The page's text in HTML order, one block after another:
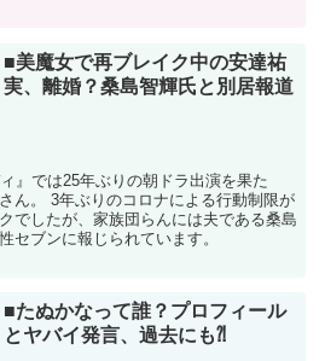
■美魔女で再ブレイク中の安達祐
実、離婚？桑島智輝氏と別居報道
』では25年ぶりの朝ドラ出演を果た
ん。 3年ぶりのコロナによる行動制限が
でしたが、家族団らんには夫である桑島
セブンに報じられています。
■たぬかなって誰？プロフィール
とヤバイ発言、過去にも⁈